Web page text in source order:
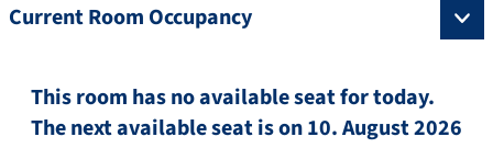
Current Room Occupancy
This room has no available seat for today.
The next available seat is on 10. August 2026